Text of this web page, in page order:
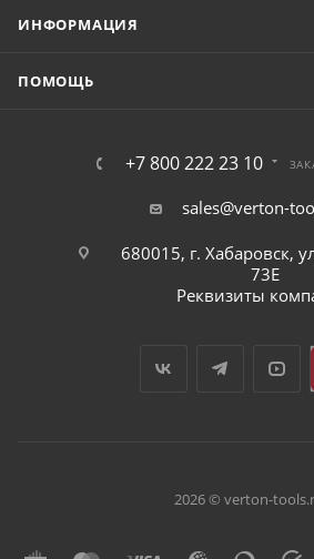
ИНФОРМАЦИЯ
ПОМОЩЬ
+7 800 222 23 10
sales@verton-
680015, г. Хабаровск,
73Е
Реквизиты
2026 © verton-